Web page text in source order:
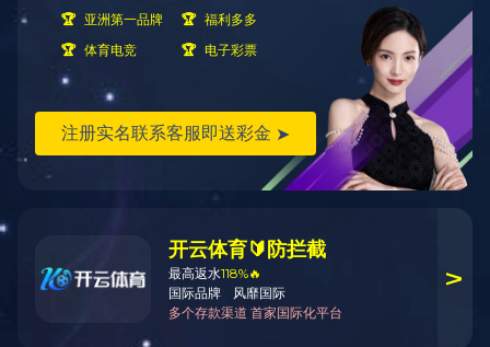
产品世界